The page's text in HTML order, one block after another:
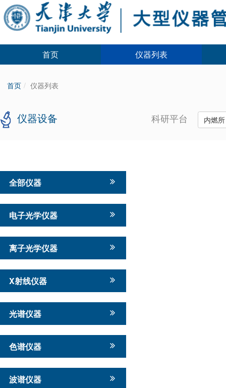
首页 仪器列表
首页 仪器列表
仪器设备 科研平台 内燃
全部仪器
电子光学仪器
离子光学仪器
X射线仪器
光谱仪器
色谱仪器
波谱仪器